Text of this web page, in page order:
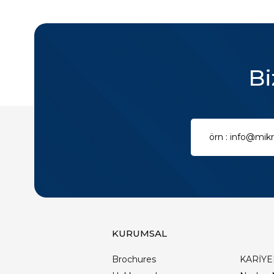
KURUMSAL
Brochures